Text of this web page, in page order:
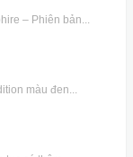
– Phiên bản...
màu đen...